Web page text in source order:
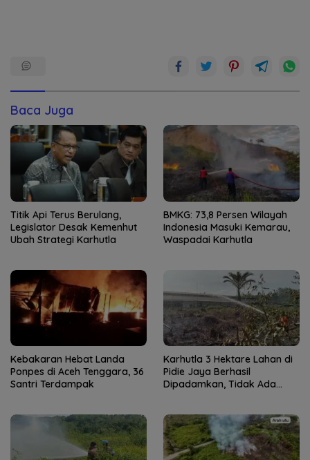
Baca Juga
Titik Api Terus Berulang,
Legislator Desak Kemenhut
Ubah Strategi Karhutla
BMKG: 73,8 Persen Wilayah
Indonesia Masuki Kemarau,
Waspadai Karhutla
Kebakaran Hebat Landa
Ponpes di Aceh Tenggara, 36
Santri Terdampak
Karhutla 3 Hektare Lahan di
Pidie Jaya Berhasil
Dipadamkan, Tidak Ada